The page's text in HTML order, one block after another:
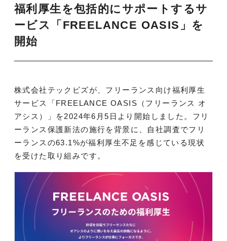
福利厚生を包括的にサポートするサ
ービス「FREELANCE OASIS」を
開始
株式会社テックビズが、フリーランス向け福利厚生
サービス「FREELANCE OASIS（フリーランス オ
アシス）」を2024年6月5日より開始しました。フリ
ーランス保護新法の施行を背景に、自社調査でフリ
ーランスの63.1%が福利厚生不足を感じている現状
を受けた取り組みです。